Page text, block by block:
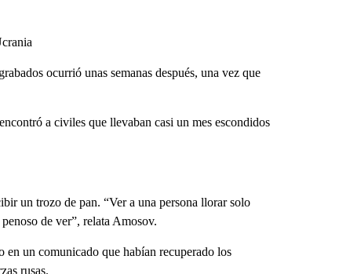
ocurrió unas semanas después, una vez que
a civiles que llevaban casi un mes escondidos
un trozo de pan. “Ver a una persona llorar solo
de ver”, relata Amosov.
un comunicado que habían recuperado los
rusas.